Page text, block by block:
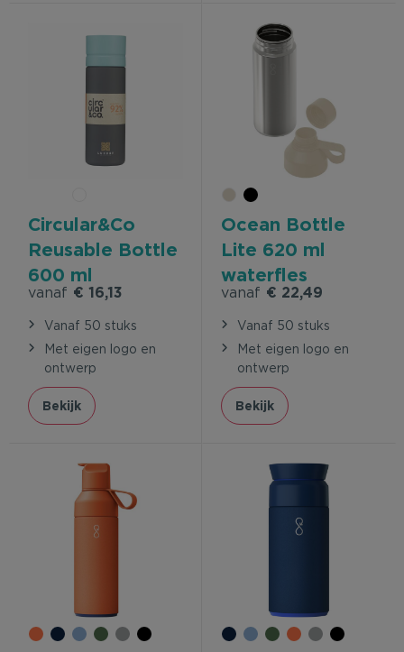
Circular&Co
Reusable Bottle
600 ml
waterfles
vanaf € 16,13
Vanaf 50 stuks
Met eigen logo en
ontwerp
Bekijk
Ocean Bottle
Lite 620 ml
waterfles
vanaf € 22,49
Vanaf 50 stuks
Met eigen logo en
ontwerp
Bekijk